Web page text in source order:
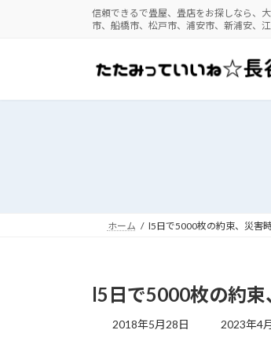
へ
ョ
信頼できるで畳屋、畳店をお探しなら、
市、船橋市、松戸市、浦安市、新浦安、江
ホーム l5日で5000枚の約束、災害
l5日で5000枚の約
2018年5月28日
最
2023年4